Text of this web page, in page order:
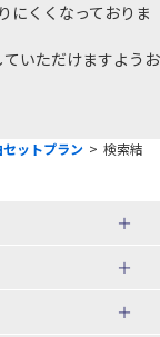
にくくなっておりま
いただけますようお
ットプラン > 検索結
飛行機+ホテルパック
・スタジオ・ジャパ